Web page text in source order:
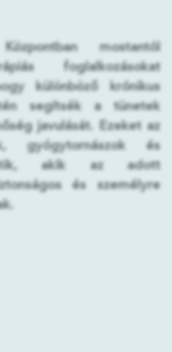
mostantól
foglalkozásokat
különböző krónikus
segítsék a tünetek
javulását. Ezeket az
gyógytornászok és
akik az adott
és személyre